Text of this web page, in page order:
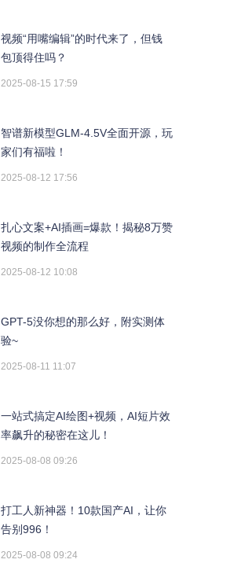
视频“用嘴编辑”的时代来了，但钱
包顶得住吗？
2025-08-15 17:59
智谱新模型GLM-4.5V全面开源，玩
家们有福啦！
2025-08-12 17:56
扎心文案+AI插画=爆款！揭秘8万赞
视频的制作全流程
2025-08-12 10:08
GPT-5没你想的那么好，附实测体
验~
2025-08-11 11:07
一站式搞定AI绘图+视频，AI短片效
率飙升的秘密在这儿！
2025-08-08 09:26
打工人新神器！10款国产AI，让你
告别996！
2025-08-08 09:24